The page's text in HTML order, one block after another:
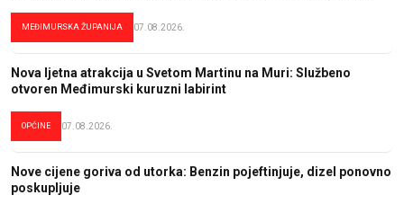
MEĐIMURSKA ŽUPANIJA 07.08.2026.
Nova ljetna atrakcija u Svetom Martinu na Muri: Službeno
otvoren Međimurski kuruzni labirint
OPĆINE 07.08.2026.
Nove cijene goriva od utorka: Benzin pojeftinjuje, dizel ponovno
poskupljuje